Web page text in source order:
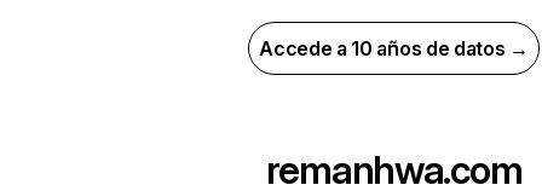
Accede a 10 años de datos →
remanhwa.com